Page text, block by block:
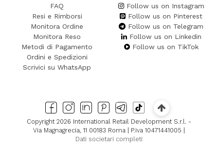
FAQ
Resi e Rimborsi
Monitora Ordine
Monitora Reso
Metodi di Pagamento
Ordini e Spedizioni
Scrivici su WhatsApp
Follow us on Instagram
Follow us on Pinterest
Follow us on Telegram
Follow us on Linkedin
Follow us on TikTok
Copyright 2026 International Retail Development S.r.l. -
Via Magnagrecia, 11 00183 Roma | P.iva 10471441005 |
Dati societari completi